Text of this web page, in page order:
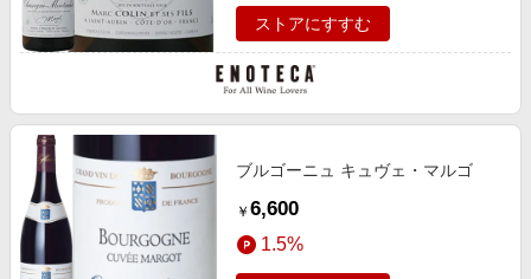
ストアにすすむ
ブルゴーニュ キュヴェ・マルゴ
￥ 6,600
1.5%